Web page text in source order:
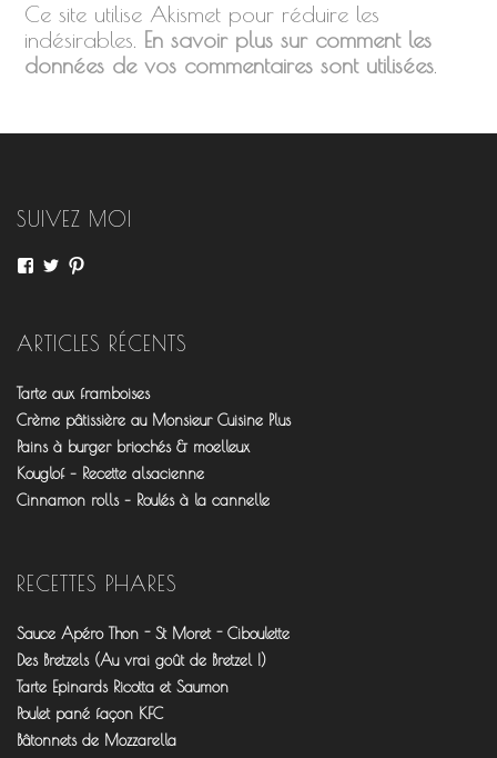
Ce site utilise Akismet pour réduire les
indésirables. En savoir plus sur comment les
données de vos commentaires sont utilisées.
SUIVEZ MOI
Voir
fourchettesflo
sur
Voir
@fourchettesflo
sur
fleurjeanne
sur
ARTICLES RÉCENTS
Tarte aux framboises
Crème pâtissière au Monsieur Cuisine Plus
Pains à burger briochés & moelleux
Kouglof – Recette alsacienne
Cinnamon rolls – Roulés à la cannelle
RECETTES PHARES
Sauce Apéro Thon - St Moret - Ciboulette
Des Bretzels (Au vrai goût de Bretzel !)
Tarte Epinards Ricotta et Saumon
Poulet pané façon KFC
Bâtonnets de Mozzarella